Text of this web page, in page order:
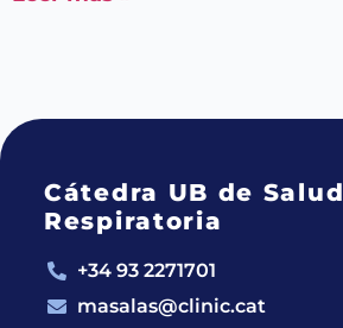
Cátedra UB de Salud
Respiratoria
+34 93 2271701
masalas@clinic.cat